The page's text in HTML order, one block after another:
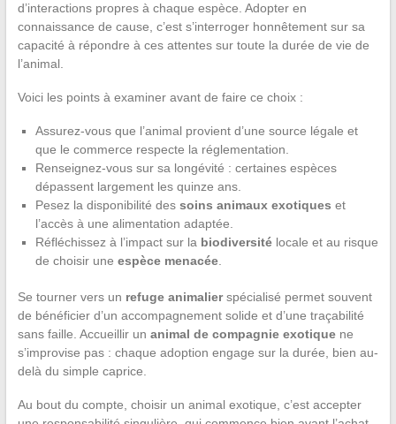
d’interactions propres à chaque espèce. Adopter en
connaissance de cause, c’est s’interroger honnêtement sur sa
capacité à répondre à ces attentes sur toute la durée de vie de
l’animal.
Voici les points à examiner avant de faire ce choix :
Assurez-vous que l’animal provient d’une source légale et
que le commerce respecte la réglementation.
Renseignez-vous sur sa longévité : certaines espèces
dépassent largement les quinze ans.
Pesez la disponibilité des soins animaux exotiques et
l’accès à une alimentation adaptée.
Réfléchissez à l’impact sur la biodiversitélocale et au risque
de choisir une espèce menacée.
Se tourner vers un refuge animalierspécialisé permet souvent
de bénéficier d’un accompagnement solide et d’une traçabilité
sans faille. Accueillir un animal de compagnie exotiquene
s’improvise pas : chaque adoption engage sur la durée, bien au-
delà du simple caprice.
Au bout du compte, choisir un animal exotique, c’est accepter